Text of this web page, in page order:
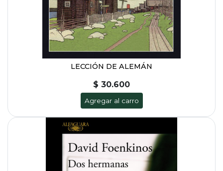
LECCIÓN DE ALEMÁN
$ 30.600
Agregar al carro